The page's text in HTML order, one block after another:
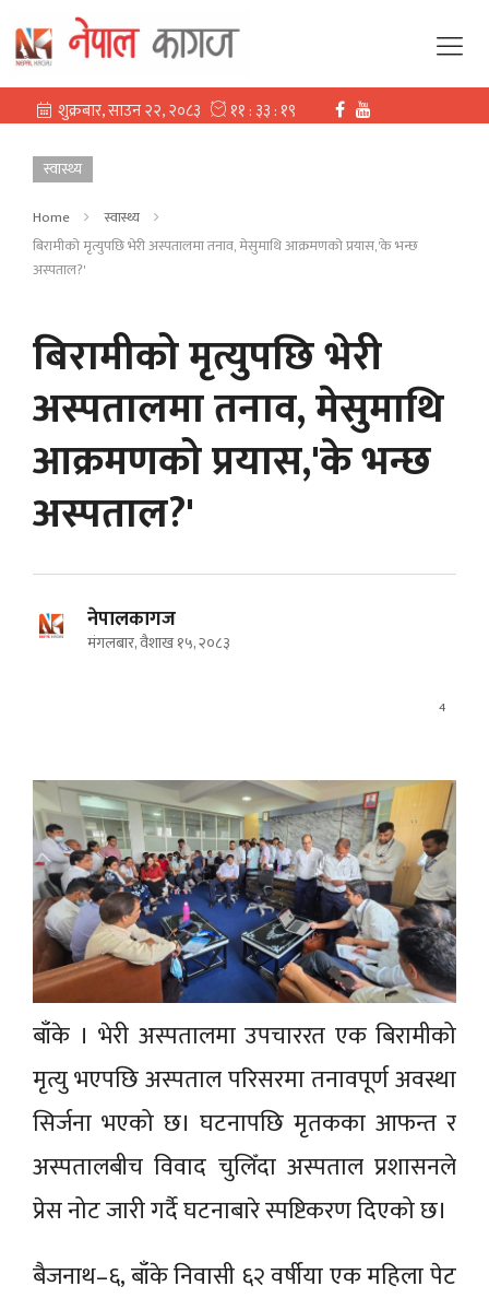
स्वास्थ्य
Home
स्वास्थ्य
बिरामीको मृत्युपछि भेरी अस्पतालमा तनाव, मेसुमाथि आक्रमणको प्रयास,'के भन्छ
अस्पताल?'
बिरामीको मृत्युपछि भेरी
अस्पतालमा तनाव, मेसुमाथि
आक्रमणको प्रयास,'के भन्छ
अस्पताल?'
नेपालकागज
मंगलबार, वैशाख १५, २०८३
4
बाँके । भेरी अस्पतालमा उपचाररत एक बिरामीको
मृत्यु भएपछि अस्पताल परिसरमा तनावपूर्ण अवस्था
सिर्जना भएको छ। घटनापछि मृतकका आफन्त र
अस्पतालबीच विवाद चुलिँदा अस्पताल प्रशासनले
प्रेस नोट जारी गर्दै घटनाबारे स्पष्टिकरण दिएको छ।
बैजनाथ–६, बाँके निवासी ६२ वर्षीया एक महिला पेट